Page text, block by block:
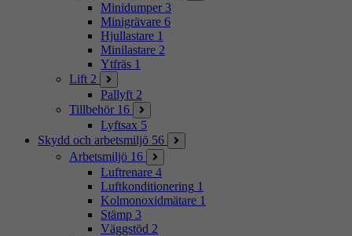
Minidumper 3
Minigrävare 6
Hjullastare 1
Minilastare 2
Ytfräs 1
Lift 2
Pallyft 2
Tillbehör 16
Lyftsax 5
Skydd och arbetsmiljö 56
Arbetsmiljö 16
Luftrenare 4
Luftkonditionering 1
Kolmonoxidmätare 1
Stämp 3
Väggstöd 2